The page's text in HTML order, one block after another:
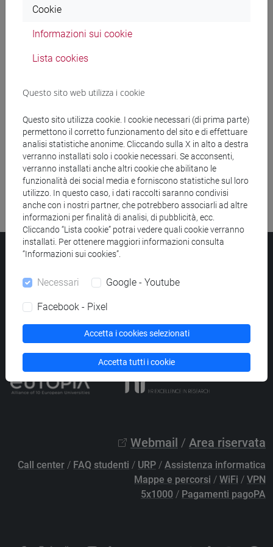
Ricerca insegnamenti
Ricerca pubblicazioni
Ricerca risorse bibliografiche
Università Ca’ Foscari
PECprotocollo@pec.unive.it
Privacy/Cookies/Credits e note legali
Elenco siti tematici
Webmail / Area riservata
Call center / FAQ studenti / URP / Assistenza informatica
Mappe e percorsi / WiFi / VPN
5x1000 / Pagamenti pagoPA
Cookie
Informazioni sui cookie
Lista cookies
Questo sito web utilizza i cookie
Questo sito utilizza cookie. I cookie necessari (di prima parte)
permettono il corretto funzionamento del sito e di effettuare
analisi statistiche anonime. Cliccando sulla X in alto a destra
verranno installati solo i cookie necessari. Se acconsenti,
verranno installati anche altri cookie che abilitano le
funzionalità dei social media e forniscono statistiche sul loro
utilizzo. In questo caso, i dati raccolti saranno condivisi
anche con i nostri partner, che potrebbero associarli ad altre
informazioni per finalità di analisi, di pubblicità, ecc.
Cliccando “Lista cookie” potrai vedere quali cookie verranno
installati. Per ottenere maggiori informazioni consulta
“Informazioni sui cookies”.
Necessari Google - Youtube
Facebook - Pixel
Accetta i cookies selezionati
Accetta tutti i cookie